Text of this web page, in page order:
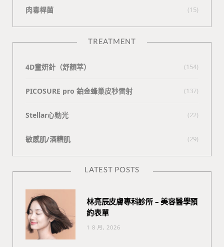
肉毒桿菌 (15)
TREATMENT
4D童妍針（舒顏萃） (154)
PICOSURE pro 鉑金蜂巢皮秒雷射 (137)
Stellar心動光 (22)
敏感肌/酒糟肌 (29)
LATEST POSTS
林亮辰皮膚專科診所 – 美容醫學預
約表單
1 8 月, 2026